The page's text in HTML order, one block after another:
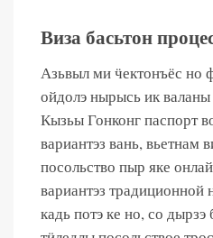
Виза басьтон
Азьвыл ми ӵектонъёс но
ойдолэ нырысь ик валаны
Кызьы Гонконг паспорт
вариантэз вань, вьетнам
посольство пыр яке
вариантэз традиционной
кадь потэ ке но, со